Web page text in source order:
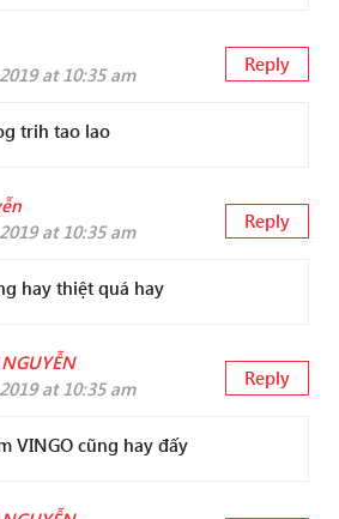
at 10:35 am
Reply
trih tao lao
at 10:35 am
Reply
hay thiệt quá hay
at 10:35 am
Reply
VINGO cũng hay đấy